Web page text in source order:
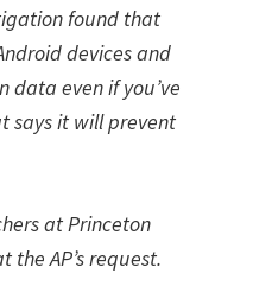
found that
devices and
data even if you’ve
says it will prevent
at Princeton
the AP’s request.